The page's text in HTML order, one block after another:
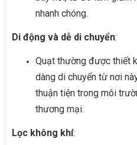
nhanh chóng.
Di động và dễ di chuyển:
Quạt thường được thiết
dàng di chuyển từ nơi
thuận tiện trong môi
thương mại.
Lọc không khí: